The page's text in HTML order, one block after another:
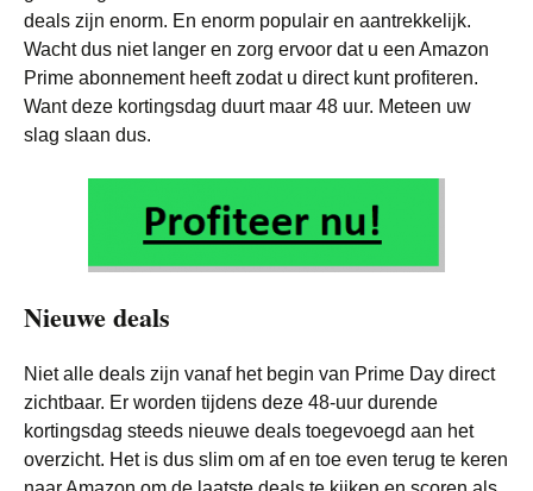
deals zijn enorm. En enorm populair en aantrekkelijk.
Wacht dus niet langer en zorg ervoor dat u een Amazon
Prime abonnement heeft zodat u direct kunt profiteren.
Want deze kortingsdag duurt maar 48 uur. Meteen uw
slag slaan dus.
Nieuwe deals
Niet alle deals zijn vanaf het begin van Prime Day direct
zichtbaar. Er worden tijdens deze 48-uur durende
kortingsdag steeds nieuwe deals toegevoegd aan het
overzicht. Het is dus slim om af en toe even terug te keren